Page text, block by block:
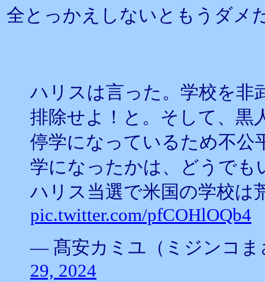
全とっかえしないともうダメ
ハリスは言った。学校を非
排除せよ！と。そして、黒
停学になっているため不公
学になったかは、どうでも
ハリス当選で米国の学校は
pic.twitter.com/pfCOHlOQb4
— 髙安カミユ（ミジンコま
29, 2024